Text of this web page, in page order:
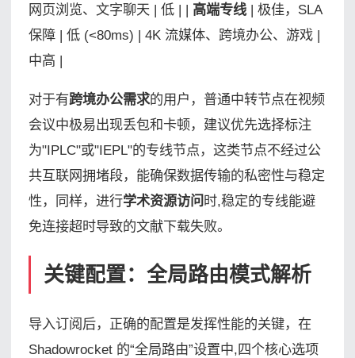
网页浏览、文字聊天 | 低 | | 高端专线| 极佳，SLA
保障 | 低 (<80ms) | 4K 流媒体、跨境办公、游戏 |
中高 |
对于有跨境办公需求的用户，普通中转节点在视频
会议中极易出现丢包和卡顿，建议优先选择标注
为"IPLC"或"IEPL"的专线节点，这类节点不经过公
共互联网拥堵段，能确保数据传输的私密性与稳定
性，同样，进行学术资源访问时,稳定的专线能避
免连接超时导致的文献下载失败。
关键配置：全局路由模式解析
导入订阅后，正确的配置是发挥性能的关键，在
Shadowrocket 的“全局路由”设置中,四个核心选项